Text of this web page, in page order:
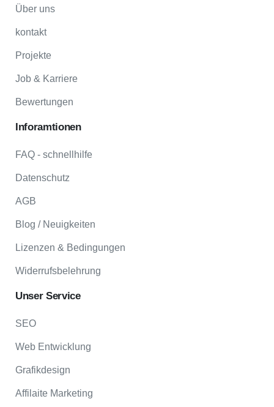
Über uns
kontakt
Projekte
Job & Karriere
Bewertungen
Inforamtionen
FAQ - schnellhilfe
Datenschutz
AGB
Blog / Neuigkeiten
Lizenzen & Bedingungen
Widerrufsbelehrung
Unser Service
SEO
Web Entwicklung
Grafikdesign
Affilaite Marketing